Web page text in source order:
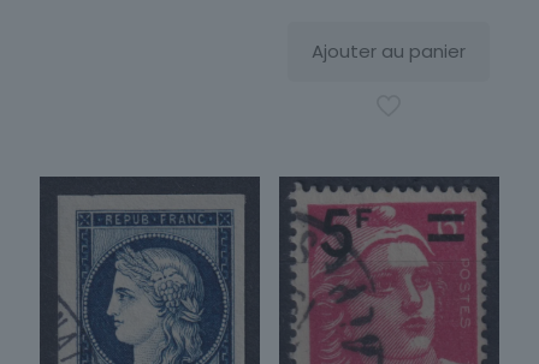
Ajouter au panier